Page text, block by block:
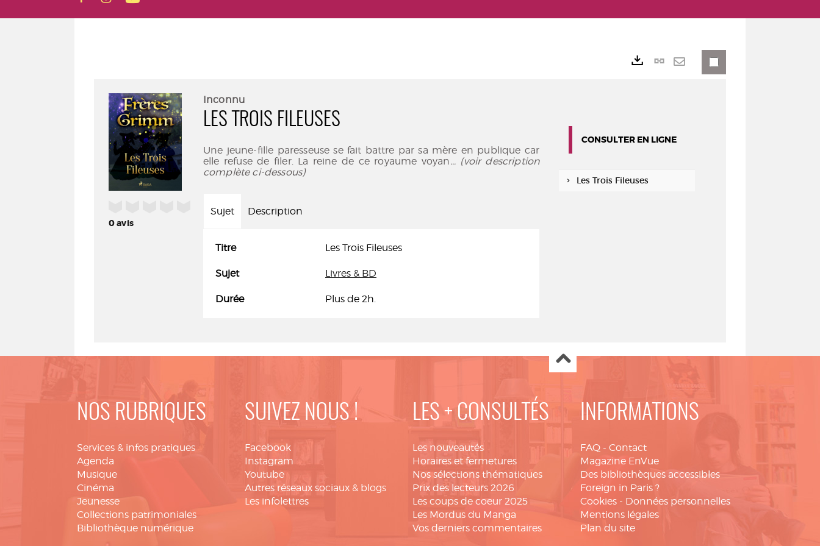
0avis
Inconnu
LES TROIS FILEUSES
Une jeune-fille paresseuse se fait battre par sa mère en publique car
elle refuse de filer. La reine de ce royaume voyan... (voir description
complète ci-dessous)
Sujet Description
Titre Les Trois Fileuses
Sujet Livres & BD
Durée Plus de 2h.
Lien
CONSULTER EN LIGNE
Les Trois Fileuses
NOS RUBRIQUES
Services & infos pratiques
Agenda
Musique
Cinéma
Jeunesse
Collections patrimoniales
Bibliothèque numérique
SUIVEZ NOUS !
Facebook
Instagram
Youtube
Autres réseaux sociaux & blogs
Les infolettres
LES + CONSULTÉS
Les nouveautés
Horaires et fermetures
Nos sélections thématiques
Prix des lecteurs 2026
Les coups de coeur 2025
Les Mordus du Manga
Vos derniers commentaires
INFORMATIONS
FAQ - Contact
Magazine EnVue
Des bibliothèques accessibles
Foreign in Paris ?
Cookies - Données personnelles
Mentions légales
Plan du site